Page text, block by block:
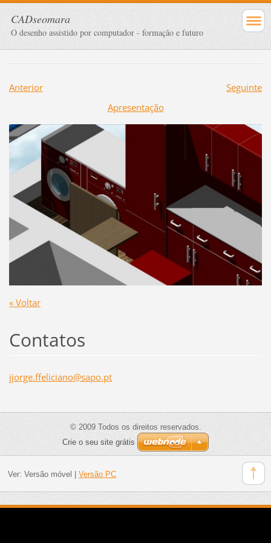
CADseomara
O desenho assistido por computador - formação e futuro
Anterior
Seguinte
Apresentação
« Voltar
Contatos
jjorge.ffeliciano@sapo.pt
© 2009 Todos os direitos reservados.
Crie o seu site grátis
Ver: Versão móvel | Versão PC